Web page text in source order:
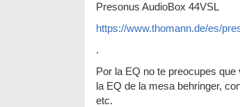
Presonus AudioBox 44VSL
https://www.thomann.de/es/
.
Por la EQ no te preocupes
la EQ de la mesa behringer,
etc.